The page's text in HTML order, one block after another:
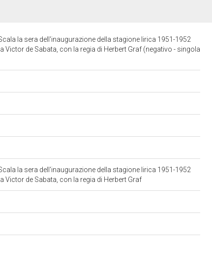
la sera dell'inaugurazione della stagione lirica 1951-1952
Victor de Sabata, con la regia di Herbert Graf (negativo - singola
la sera dell'inaugurazione della stagione lirica 1951-1952
Victor de Sabata, con la regia di Herbert Graf